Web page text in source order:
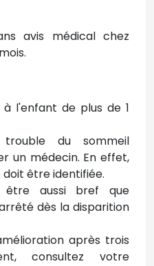
avis médical chez
l'enfant de plus de 1
du sommeil
un médecin. En effet,
être identifiée.
aussi bref que
dès la disparition
après trois
consultez votre